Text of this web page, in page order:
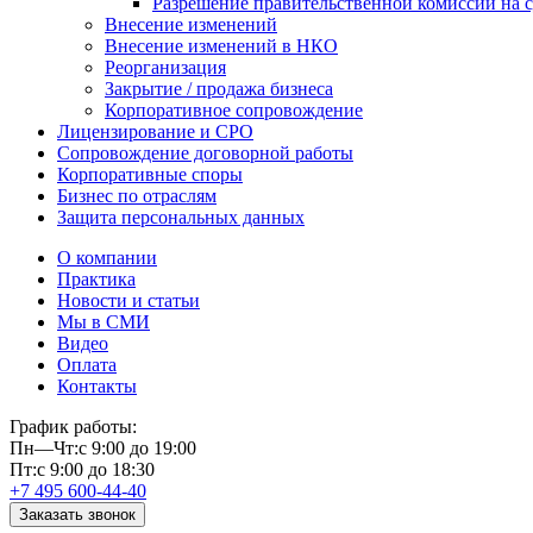
Внесение изменений
Внесение изменений в НКО
Реорганизация
Закрытие / продажа бизнеса
Корпоративное сопровождение
Лицензирование и СРО
Сопровождение договорной работы
Корпоративные споры
Бизнес по отраслям
Защита персональных данных
О компании
Практика
Новости и статьи
Мы в СМИ
Видео
Оплата
Контакты
График работы:
Пн—Чт:с 9:00 до 19:00
Пт:с 9:00 до 18:30
+7 495 600-44-40
Заказать звонок